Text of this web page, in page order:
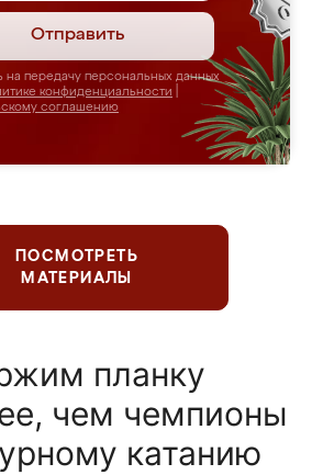
Отправить
на передачу персональных данных
конфиденциальности
соглашению
ПОСМОТРЕТЬ
МАТЕРИАЛЫ
планку
чем чемпионы
катанию